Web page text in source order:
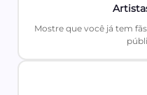
Mostre que você já tem